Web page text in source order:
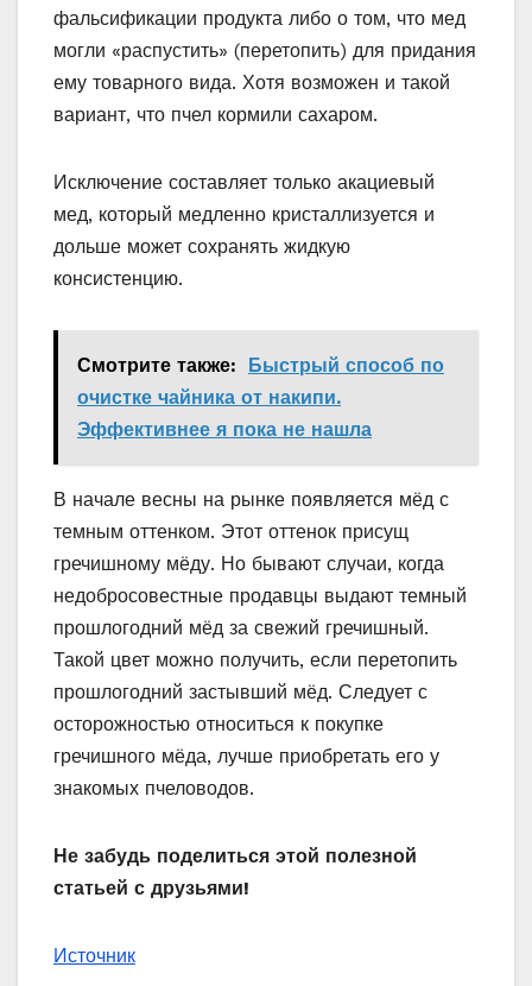
фальсификации продукта либо о том, что мед
могли «распустить» (перетопить) для придания
ему товарного вида. Хотя возможен и такой
вариант, что пчел кормили сахаром.
Исключение составляет только акациевый
мед, который медленно кристаллизуется и
дольше может сохранять жидкую
консистенцию.
Смотрите также:
Быстрый способ по
очистке чайника от накипи.
Эффективнее я пока не нашла
В начале весны на рынке появляется мёд с
темным оттенком. Этот оттенок присущ
гречишному мёду. Но бывают случаи, когда
недобросовестные продавцы выдают темный
прошлогодний мёд за свежий гречишный.
Такой цвет можно получить, если перетопить
прошлогодний застывший мёд. Следует с
осторожностью относиться к покупке
гречишного мёда, лучше приобретать его у
знакомых пчеловодов.
Не забудь поделиться этой полезной
статьей с друзьями!
Источник